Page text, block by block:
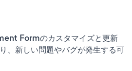
Formのカスタマイズと更新
、新しい問題やバグが発生する可